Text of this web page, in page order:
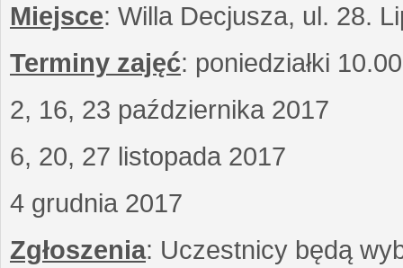
Miejsce: Willa Decjusza, ul. 28.
Terminy zajęć: poniedziałki
2, 16, 23 października 2017
6, 20, 27 listopada 2017
4 grudnia 2017
Zgłoszenia: Uczestnicy będą